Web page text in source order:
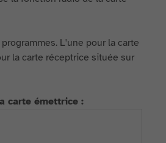
L'une pour la carte
la carte réceptrice située sur
carte émettrice :